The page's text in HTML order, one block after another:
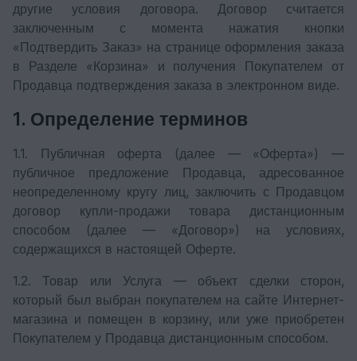
другие условия договора. Договор считается
заключенным с момента нажатия кнопки
«Подтвердить Заказ» на странице оформления заказа
в Разделе «Корзина» и получения Покупателем от
Продавца подтверждения заказа в электронном виде.
1. Определение терминов
1.1. Публичная оферта (далее — «Оферта») —
публичное предложение Продавца, адресованное
неопределенному кругу лиц, заключить с Продавцом
договор купли-продажи товара дистанционным
способом (далее — «Договор») на условиях,
содержащихся в настоящей Оферте.
1.2. Товар или Услуга — объект сделки сторон,
который был выбран покупателем на сайте Интернет-
магазина и помещен в корзину, или уже приобретен
Покупателем у Продавца дистанционным способом.